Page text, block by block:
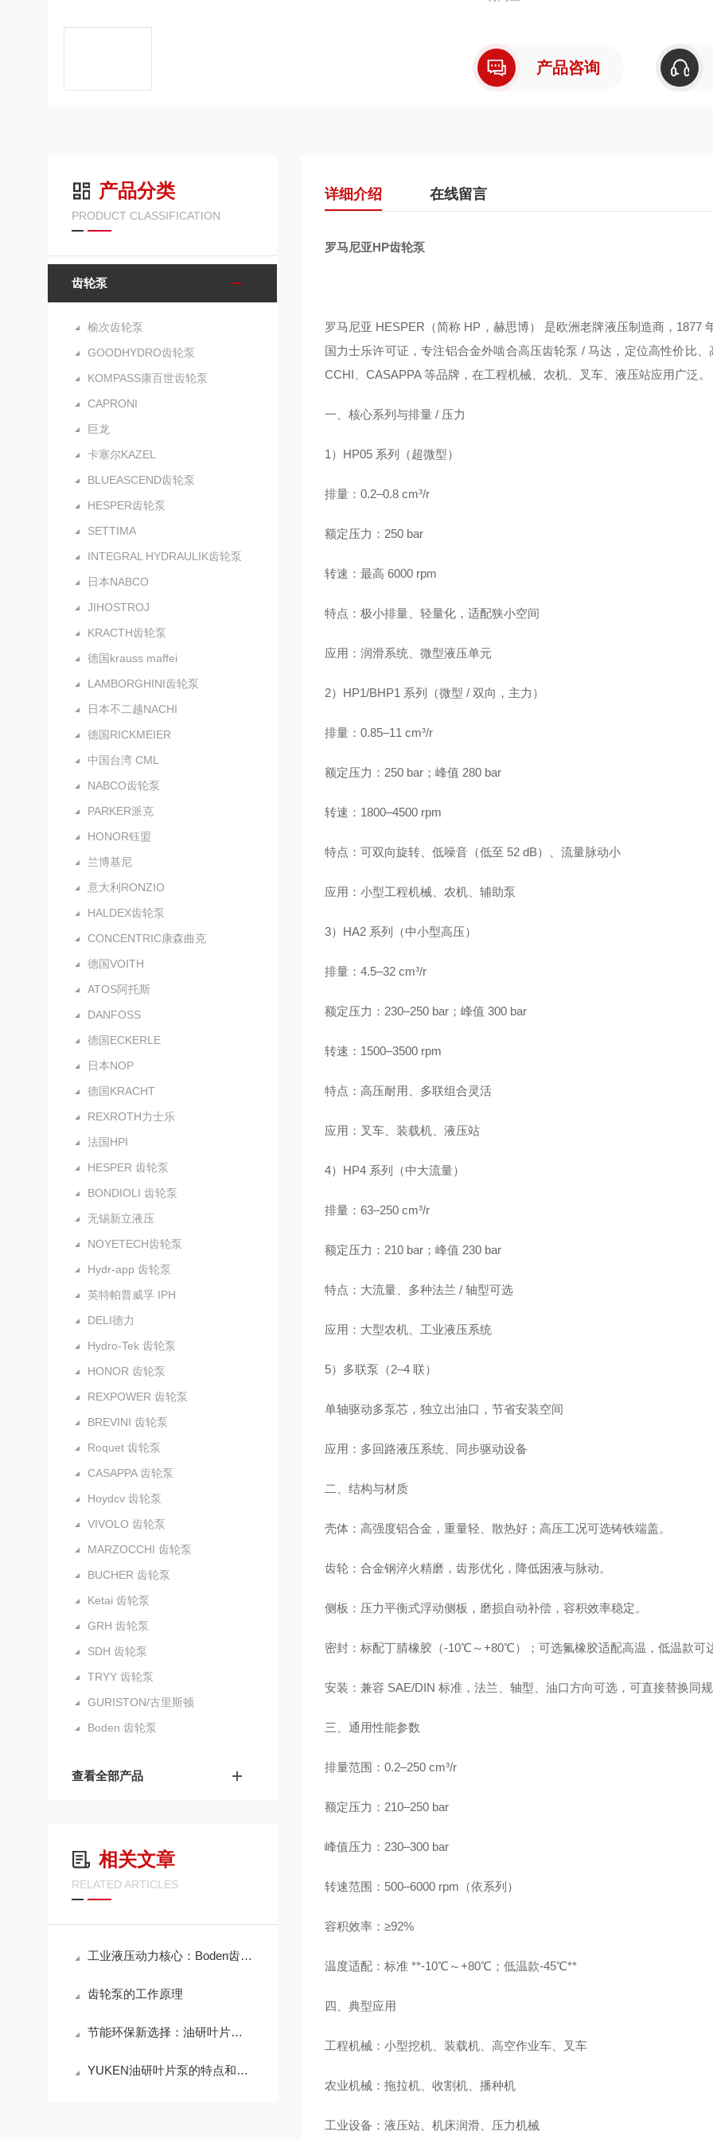
产品咨询
产品分类
PRODUCT CLASSIFICATION
齿轮泵
榆次齿轮泵
GOODHYDRO齿轮泵
KOMPASS康百世齿轮泵
CAPRONI
巨龙
卡塞尔KAZEL
BLUEASCEND齿轮泵
HESPER齿轮泵
SETTIMA
INTEGRAL HYDRAULIK齿轮泵
日本NABCO
JIHOSTROJ
KRACTH齿轮泵
德国krauss maffei
LAMBORGHINI齿轮泵
日本不二越NACHI
德国RICKMEIER
中国台湾 CML
NABCO齿轮泵
PARKER派克
HONOR钰盟
兰博基尼
意大利RONZIO
HALDEX齿轮泵
CONCENTRIC康森曲克
德国VOITH
ATOS阿托斯
DANFOSS
德国ECKERLE
日本NOP
德国KRACHT
REXROTH力士乐
法国HPI
HESPER 齿轮泵
BONDIOLI 齿轮泵
无锡新立液压
NOYETECH齿轮泵
Hydr-app 齿轮泵
英特帕普威孚 IPH
DELI德力
Hydro-Tek 齿轮泵
HONOR 齿轮泵
REXPOWER 齿轮泵
BREVINI 齿轮泵
Roquet 齿轮泵
CASAPPA 齿轮泵
Hoydcv 齿轮泵
VIVOLO 齿轮泵
MARZOCCHI 齿轮泵
BUCHER 齿轮泵
Ketai 齿轮泵
GRH 齿轮泵
SDH 齿轮泵
TRYY 齿轮泵
GURISTON/古里斯顿
Boden 齿轮泵
查看全部产品
相关文章
RELATED ARTICLES
工业液压动力核心：Boden齿轮油泵，稳定供油助力设备高效连续运转
齿轮泵的工作原理
节能环保新选择：油研叶片泵在绿色工业中的应用实践
YUKEN油研叶片泵的特点和优势
详细介绍 在线留言
罗马尼亚HP齿轮泵
罗马尼亚 HESPER（简称 HP，赫思博） 是欧洲老牌液压制造商，1877
国力士乐许可证，专注铝合金外啮合高压齿轮泵 / 马达，定位高性价比
CCHI、CASAPPA 等品牌，在工程机械、农机、叉车、液压站应用广泛。
一、核心系列与排量 / 压力
1）HP05 系列（超微型）
排量：0.2–0.8 cm³/r
额定压力：250 bar
转速：最高 6000 rpm
特点：极小排量、轻量化，适配狭小空间
应用：润滑系统、微型液压单元
2）HP1/BHP1 系列（微型 / 双向，主力）
排量：0.85–11 cm³/r
额定压力：250 bar；峰值 280 bar
转速：1800–4500 rpm
特点：可双向旋转、低噪音（低至 52 dB）、流量脉动小
应用：小型工程机械、农机、辅助泵
3）HA2 系列（中小型高压）
排量：4.5–32 cm³/r
额定压力：230–250 bar；峰值 300 bar
转速：1500–3500 rpm
特点：高压耐用、多联组合灵活
应用：叉车、装载机、液压站
4）HP4 系列（中大流量）
排量：63–250 cm³/r
额定压力：210 bar；峰值 230 bar
特点：大流量、多种法兰 / 轴型可选
应用：大型农机、工业液压系统
5）多联泵（2–4 联）
单轴驱动多泵芯，独立出油口，节省安装空间
应用：多回路液压系统、同步驱动设备
二、结构与材质
壳体：高强度铝合金，重量轻、散热好；高压工况可选铸铁端盖。
齿轮：合金钢淬火精磨，齿形优化，降低困液与脉动。
侧板：压力平衡式浮动侧板，磨损自动补偿，容积效率稳定。
密封：标配丁腈橡胶（-10℃～+80℃）；可选氟橡胶适配高温，低温款可
安装：兼容 SAE/DIN 标准，法兰、轴型、油口方向可选，可直接替换同
三、通用性能参数
排量范围：0.2–250 cm³/r
额定压力：210–250 bar
峰值压力：230–300 bar
转速范围：500–6000 rpm（依系列）
容积效率：≥92%
温度适配：标准 **-10℃～+80℃；低温款-45℃**
四、典型应用
工程机械：小型挖机、装载机、高空作业车、叉车
农业机械：拖拉机、收割机、播种机
工业设备：液压站、机床润滑、压力机械